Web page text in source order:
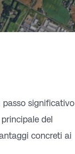
passo significativo
del
concreti ai